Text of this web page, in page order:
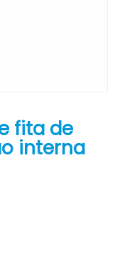
fita de
interna